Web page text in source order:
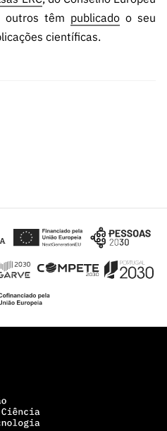
outros têm publicadoo seu
científicas.